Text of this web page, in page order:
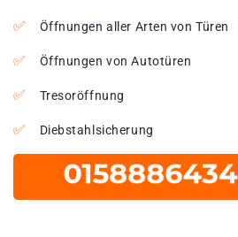
Öffnungen aller Arten von Türen
Öffnungen von Autotüren
Tresoröffnung
Diebstahlsicherung